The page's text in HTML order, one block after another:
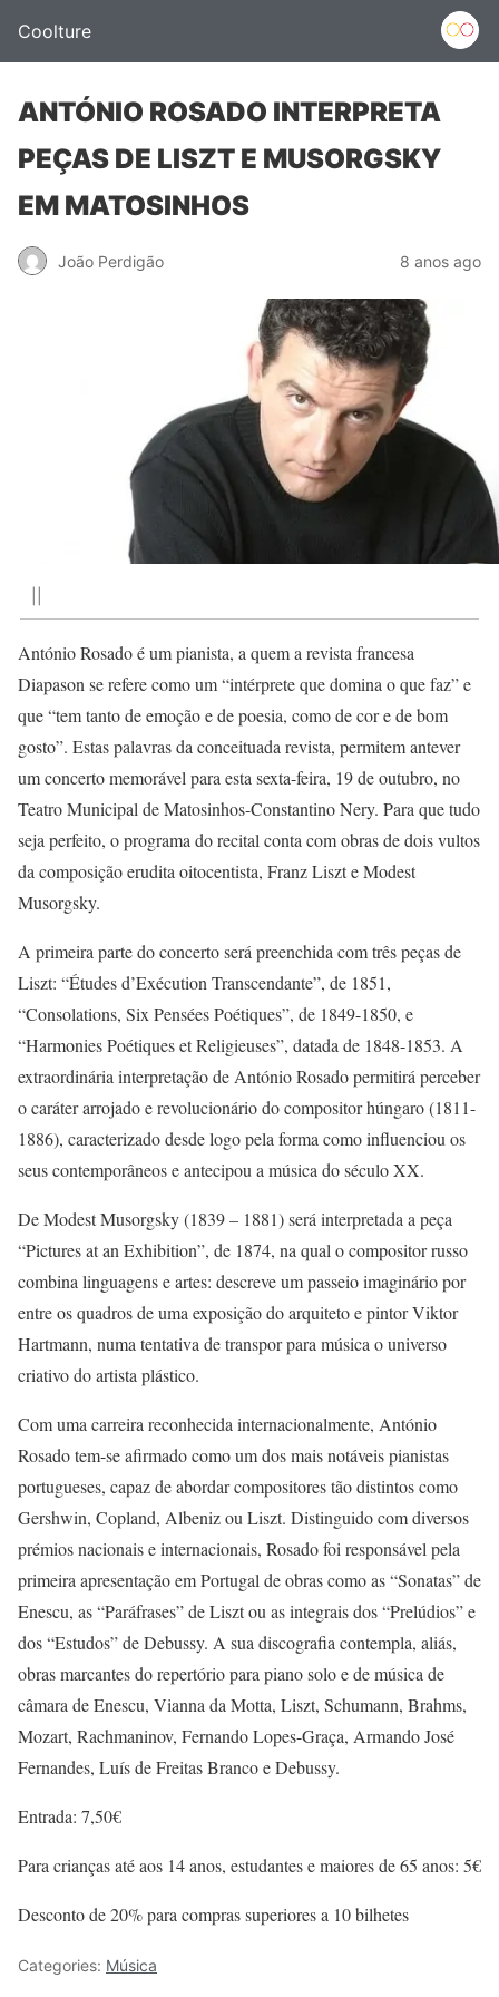
Coolture
ANTÓNIO ROSADO INTERPRETA
PEÇAS DE LISZT E MUSORGSKY
EM MATOSINHOS
João Perdigão 8 anos ago
António Rosado é um pianista, a quem a revista francesa
Diapason se refere como um “intérprete que domina o que faz” e
que “tem tanto de emoção e de poesia, como de cor e de bom
gosto”. Estas palavras da conceituada revista, permitem antever
um concerto memorável para esta sexta-feira, 19 de outubro, no
Teatro Municipal de Matosinhos-Constantino Nery. Para que tudo
seja perfeito, o programa do recital conta com obras de dois vultos
da composição erudita oitocentista, Franz Liszt e Modest
Musorgsky.
A primeira parte do concerto será preenchida com três peças de
Liszt: “Études d’Exécution Transcendante”, de 1851,
“Consolations, Six Pensées Poétiques”, de 1849-1850, e
“Harmonies Poétiques et Religieuses”, datada de 1848-1853. A
extraordinária interpretação de António Rosado permitirá perceber
o caráter arrojado e revolucionário do compositor húngaro (1811-
1886), caracterizado desde logo pela forma como influenciou os
seus contemporâneos e antecipou a música do século XX.
De Modest Musorgsky (1839 – 1881) será interpretada a peça
“Pictures at an Exhibition”, de 1874, na qual o compositor russo
combina linguagens e artes: descreve um passeio imaginário por
entre os quadros de uma exposição do arquiteto e pintor Viktor
Hartmann, numa tentativa de transpor para música o universo
criativo do artista plástico.
Com uma carreira reconhecida internacionalmente, António
Rosado tem-se afirmado como um dos mais notáveis pianistas
portugueses, capaz de abordar compositores tão distintos como
Gershwin, Copland, Albeniz ou Liszt. Distinguido com diversos
prémios nacionais e internacionais, Rosado foi responsável pela
primeira apresentação em Portugal de obras como as “Sonatas” de
Enescu, as “Paráfrases” de Liszt ou as integrais dos “Prelúdios” e
dos “Estudos” de Debussy. A sua discografia contempla, aliás,
obras marcantes do repertório para piano solo e de música de
câmara de Enescu, Vianna da Motta, Liszt, Schumann, Brahms,
Mozart, Rachmaninov, Fernando Lopes-Graça, Armando José
Fernandes, Luís de Freitas Branco e Debussy.
Entrada: 7,50€
Para crianças até aos 14 anos, estudantes e maiores de 65 anos: 5€
Desconto de 20% para compras superiores a 10 bilhetes
Categories: Música